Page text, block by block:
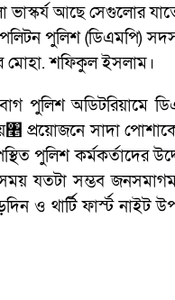
আছে সেগুলোর
পুলিশ (ডিএমপি)
মোহা. শফিকুল ইসলাম।
পুলিশ অডিটরিয়ামে
প্রয়োজনে সাদা
পুলিশ কর্মকর্তাদের
যতটা সম্ভব
ও থার্টি ফার্স্ট নাইট